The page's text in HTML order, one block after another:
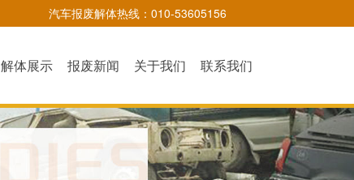
汽车报废解体热线：010-53605156
解体展示 报废新闻 关于我们 联系我们